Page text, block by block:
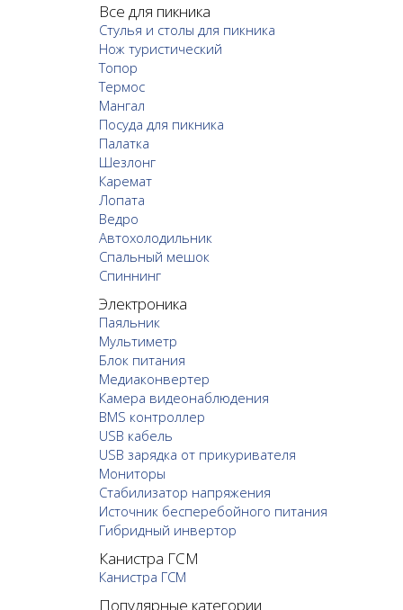
Все для пикника
Стулья и столы для пикника
Нож туристический
Топор
Термос
Мангал
Посуда для пикника
Палатка
Шезлонг
Каремат
Лопата
Ведро
Автохолодильник
Спальный мешок
Спиннинг
Электроника
Паяльник
Мультиметр
Блок питания
Медиаконвертер
Камера видеонаблюдения
BMS контроллер
USB кабель
USB зарядка от прикуривателя
Мониторы
Стабилизатор напряжения
Источник бесперебойного питания
Гибридный инвертор
Канистра ГСМ
Канистра ГСМ
Популярные категории